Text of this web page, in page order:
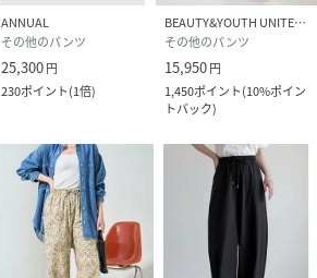
ANNUAL
その他のパンツ
25,300円
230ポイント(1倍)
BEAUTY&YOUTH UNITED ARROWS
その他のパンツ
15,950円
1,450ポイント(10%ポイン
トバック)